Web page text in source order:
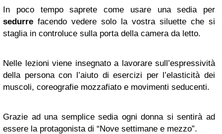
In poco tempo saprete come usare una sedia per
sedurre facendo vedere solo la vostra siluette che si
staglia in controluce sulla porta della camera da letto.
Nelle lezioni viene insegnato a lavorare sull’espressività
della persona con l’aiuto di esercizi per l’elasticità dei
muscoli, coreografie mozzafiato e movimenti seducenti.
Grazie ad una semplice sedia ogni donna si sentirà ad
essere la protagonista di “Nove settimane e mezzo”.